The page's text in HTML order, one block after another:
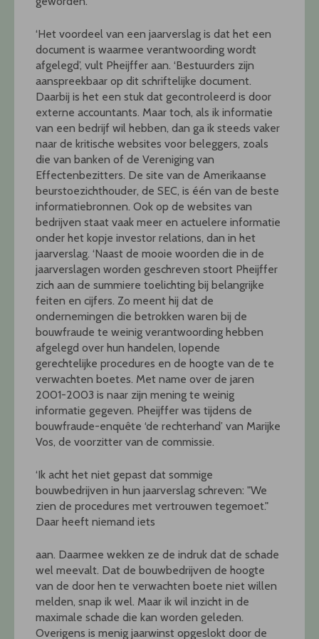
‘Het voordeel van een jaarverslag is dat het een
document is waarmee verantwoording wordt
afgelegd’, vult Pheijffer aan. ‘Bestuurders zijn
aanspreekbaar op dit schriftelijke document.
Daarbij is het een stuk dat gecontroleerd is door
externe accountants. Maar toch, als ik informatie
van een bedrijf wil hebben, dan ga ik steeds vaker
naar de kritische websites voor beleggers, zoals
die van banken of de Vereniging van
Effectenbezitters. De site van de Amerikaanse
beurstoezichthouder, de SEC, is één van de beste
informatiebronnen. Ook op de websites van
bedrijven staat vaak meer en actuelere informatie
onder het kopje investor relations, dan in het
jaarverslag. ‘Naast de mooie woorden die in de
jaarverslagen worden geschreven stoort Pheijffer
zich aan de summiere toelichting bij belangrijke
feiten en cijfers. Zo meent hij dat de
ondernemingen die betrokken waren bij de
bouwfraude te weinig verantwoording hebben
afgelegd over hun handelen, lopende
gerechtelijke procedures en de hoogte van de te
verwachten boetes. Met name over de jaren
2001-2003 is naar zijn mening te weinig
informatie gegeven. Pheijffer was tijdens de
bouwfraude-enquête ‘de rechterhand’ van Marijke
Vos, de voorzitter van de commissie.
‘Ik acht het niet gepast dat sommige
bouwbedrijven in hun jaarverslag schreven: "We
zien de procedures met vertrouwen tegemoet."
Daar heeft niemand iets
aan. Daarmee wekken ze de indruk dat de schade
wel meevalt. Dat de bouwbedrijven de hoogte
van de door hen te verwachten boete niet willen
melden, snap ik wel. Maar ik wil inzicht in de
maximale schade die kan worden geleden.
Overigens is menig jaarwinst opgeslokt door de